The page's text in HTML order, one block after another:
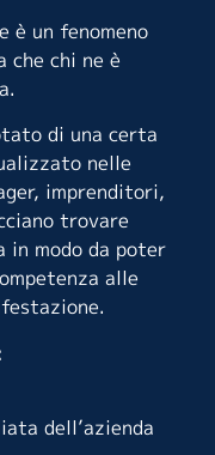
è un fenomeno
che chi ne è
di una certa
nelle
imprenditori,
trovare
modo da poter
alle
dell’azienda